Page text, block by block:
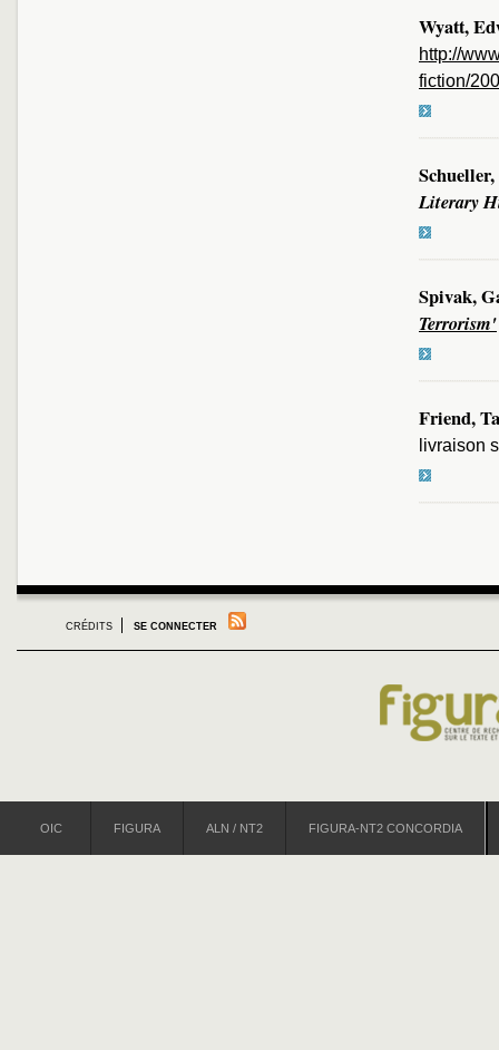
Wyatt,
http://
fiction/
Literary
Spivak,
Terrorism'
Friend,
livraison
CRÉDITS SE CONNECTER
OIC FIGURA ALN / NT2 FIGURA-NT2 CONCORDIA